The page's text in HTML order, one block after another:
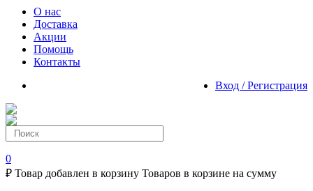
О нас
Доставка
Акции
Помощь
Контакты
Вход / Регистрация
0
₽ Товар добавлен в корзину Товаров в корзине на сумму